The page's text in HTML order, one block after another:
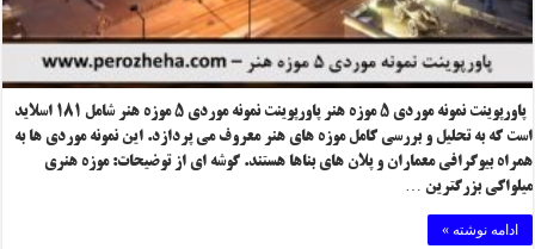
پاورپوینت نمونه موردی ۵ موزه هنر پاورپوینت نمونه موردی ۵ موزه هنر شامل ۱۸۱ اسلاید
است که به تحلیل و بررسی کامل موزه های هنر معروف می پردازد. این نمونه موردی ها به
همراه بیوگرافی معماران و پلان های بناها هستند. گوشه ای از توضیحات: موزه هنری
میلواکی بزرگترین …
ادامه نوشته »